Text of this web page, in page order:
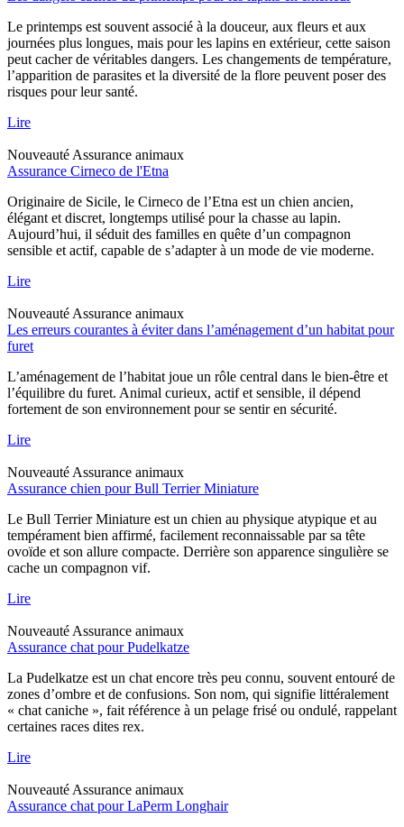
Le printemps est souvent associé à la douceur, aux fleurs et aux
journées plus longues, mais pour les lapins en extérieur, cette saison
peut cacher de véritables dangers. Les changements de température,
l’apparition de parasites et la diversité de la flore peuvent poser des
risques pour leur santé.
Lire
Nouveauté Assurance animaux
Assurance Cirneco de l'Etna
Originaire de Sicile, le Cirneco de l’Etna est un chien ancien,
élégant et discret, longtemps utilisé pour la chasse au lapin.
Aujourd’hui, il séduit des familles en quête d’un compagnon
sensible et actif, capable de s’adapter à un mode de vie moderne.
Lire
Nouveauté Assurance animaux
Les erreurs courantes à éviter dans l’aménagement d’un habitat pour
furet
L’aménagement de l’habitat joue un rôle central dans le bien-être et
l’équilibre du furet. Animal curieux, actif et sensible, il dépend
fortement de son environnement pour se sentir en sécurité.
Lire
Nouveauté Assurance animaux
Assurance chien pour Bull Terrier Miniature
Le Bull Terrier Miniature est un chien au physique atypique et au
tempérament bien affirmé, facilement reconnaissable par sa tête
ovoïde et son allure compacte. Derrière son apparence singulière se
cache un compagnon vif.
Lire
Nouveauté Assurance animaux
Assurance chat pour Pudelkatze
La Pudelkatze est un chat encore très peu connu, souvent entouré de
zones d’ombre et de confusions. Son nom, qui signifie littéralement
« chat caniche », fait référence à un pelage frisé ou ondulé, rappelant
certaines races dites rex.
Lire
Nouveauté Assurance animaux
Assurance chat pour LaPerm Longhair